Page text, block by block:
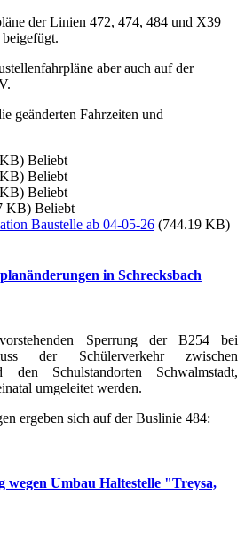
der Linien 472, 474, 484 und X39
aber auch auf der
geänderten Fahrzeiten und
Beliebt
Beliebt
Beliebt
KB) Beliebt
Baustelle ab 04-05-26 (744.19 KB)
in Schrecksbach
Sperrung der B254 bei
der Schülerverkehr zwischen
den Schulstandorten Schwalmstadt,
umgeleitet werden.
ergeben sich auf der Buslinie 484:
wegen Umbau Haltestelle "Treysa,